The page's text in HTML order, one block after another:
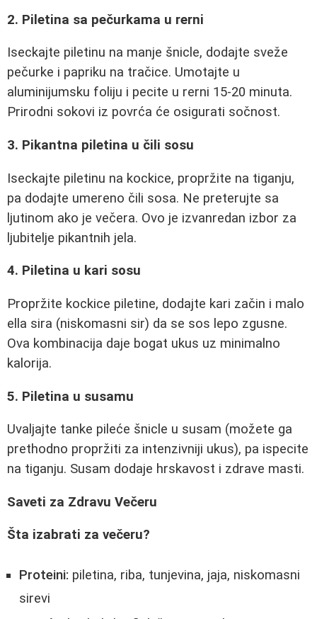
2. Piletina sa pečurkama u rerni
Iseckajte piletinu na manje šnicle, dodajte sveže
pečurke i papriku na tračice. Umotajte u
aluminijumsku foliju i pecite u rerni 15-20 minuta.
Prirodni sokovi iz povrća će osigurati sočnost.
3. Pikantna piletina u čili sosu
Iseckajte piletinu na kockice, propržite na tiganju,
pa dodajte umereno čili sosa. Ne preterujte sa
ljutinom ako je večera. Ovo je izvanredan izbor za
ljubitelje pikantnih jela.
4. Piletina u kari sosu
Propržite kockice piletine, dodajte kari začin i malo
ella sira (niskomasni sir) da se sos lepo zgusne.
Ova kombinacija daje bogat ukus uz minimalno
kalorija.
5. Piletina u susamu
Uvaljajte tanke pileće šnicle u susam (možete ga
prethodno propržiti za intenzivniji ukus), pa ispecite
na tiganju. Susam dodaje hrskavost i zdrave masti.
Saveti za Zdravu Večeru
Šta izabrati za večeru?
Proteini: piletina, riba, tunjevina, jaja, niskomasni
sirevi